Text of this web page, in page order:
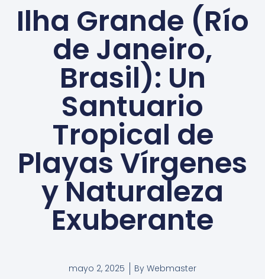
Ilha Grande (Río
de Janeiro,
Brasil): Un
Santuario
Tropical de
Playas Vírgenes
y Naturaleza
Exuberante
mayo 2, 2025 By Webmaster